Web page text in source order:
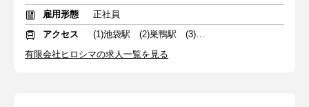
雇用形態
正社員
アクセス
(1)池袋駅 (2)巣鴨駅 (3)茗荷谷駅
有限会社ヒロシマの求人一覧を見る